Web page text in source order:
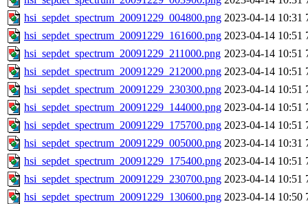
hsi_sepdet_spectrum_20091229_004800.png 2023-04-14 10:31
hsi_sepdet_spectrum_20091229_161600.png 2023-04-14 10:51
hsi_sepdet_spectrum_20091229_211000.png 2023-04-14 10:51
hsi_sepdet_spectrum_20091229_212000.png 2023-04-14 10:51
hsi_sepdet_spectrum_20091229_230300.png 2023-04-14 10:51
hsi_sepdet_spectrum_20091229_144000.png 2023-04-14 10:51
hsi_sepdet_spectrum_20091229_175700.png 2023-04-14 10:51
hsi_sepdet_spectrum_20091229_005000.png 2023-04-14 10:31
hsi_sepdet_spectrum_20091229_175400.png 2023-04-14 10:51
hsi_sepdet_spectrum_20091229_230700.png 2023-04-14 10:51
hsi_sepdet_spectrum_20091229_130600.png 2023-04-14 10:50